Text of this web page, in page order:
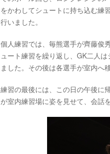
をかわしてシュートに持ち込む練
行いました。
個人練習では、毎熊選手が齊藤俊
ュート練習を繰り返し、GK二人
ました。その後は各選手が室内へ
練習の最後には、この日の午後に
が室内練習場に姿を見せて、会話